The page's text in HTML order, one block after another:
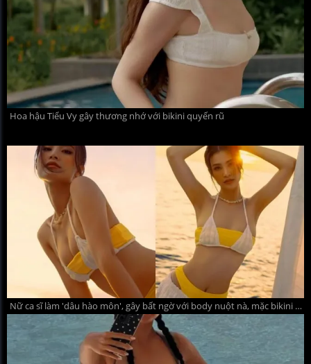
Hoa hậu Tiểu Vy gây thương nhớ với bikini quyến rũ
Nữ ca sĩ làm 'dâu hào môn', gây bất ngờ với body nuột nà, mặc bikini kín đáo vẫn quyến rũ khó rời mắt